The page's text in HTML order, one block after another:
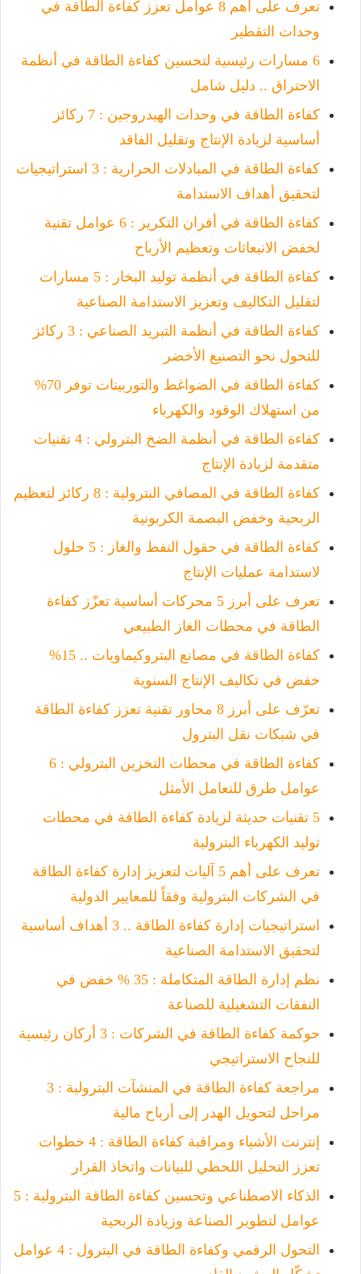
تعرف على أهم 8 عوامل تعزز كفاءة الطاقة في
وحدات التقطير
6 مسارات رئيسية لتحسين كفاءة الطاقة في أنظمة
الاحتراق .. دليل شامل
كفاءة الطاقة في وحدات الهيدروجين : 7 ركائز
أساسية لزيادة الإنتاج وتقليل الفاقد
كفاءة الطاقة في المبادلات الحرارية : 3 استراتيجيات
لتحقيق أهداف الاستدامة
كفاءة الطاقة في أفران التكرير : 6 عوامل تقنية
لخفض الانبعاثات وتعظيم الأرباح
كفاءة الطاقة في أنظمة توليد البخار : 5 مسارات
لتقليل التكاليف وتعزيز الاستدامة الصناعية
كفاءة الطاقة في أنظمة التبريد الصناعي : 3 ركائز
للتحول نحو التصنيع الأخضر
كفاءة الطاقة في الضواغط والتوربينات توفر 70%
من استهلاك الوقود والكهرباء
كفاءة الطاقة في أنظمة الضخ البترولي : 4 تقنيات
متقدمة لزيادة الإنتاج
كفاءة الطاقة في المصافي البترولية : 8 ركائز لتعظيم
الربحية وخفض البصمة الكربونية
كفاءة الطاقة في حقول النفط والغاز : 5 حلول
لاستدامة عمليات الإنتاج
تعرف على أبرز 5 محركات أساسية تعزّز كفاءة
الطاقة في محطات الغاز الطبيعي
كفاءة الطاقة في مصانع البتروكيماويات .. 15%
خفض في تكاليف الإنتاج السنوية
تعرّف على أبرز 8 محاور تقنية تعزز كفاءة الطاقة
في شبكات نقل البترول
كفاءة الطاقة في محطات التخزين البترولي : 6
عوامل طرق للتعامل الأمثل
5 تقنيات حديثة لزيادة كفاءة الطاقة في محطات
توليد الكهرباء البترولية
تعرف على أهم 5 آليات لتعزيز إدارة كفاءة الطاقة
في الشركات البترولية وفقاً للمعايير الدولية
استراتيجيات إدارة كفاءة الطاقة .. 3 أهداف أساسية
لتحقيق الاستدامة الصناعية
نظم إدارة الطاقة المتكاملة : 35 % خفض في
النفقات التشغيلية للصناعة
حوكمة كفاءة الطاقة في الشركات : 3 أركان رئيسية
للنجاح الاستراتيجي
مراجعة كفاءة الطاقة في المنشآت البترولية : 3
مراحل لتحويل الهدر إلى أرباح مالية
إنترنت الأشياء ومراقبة كفاءة الطاقة : 4 خطوات
تعزز التحليل اللحظي للبيانات واتخاذ القرار
الذكاء الاصطناعي وتحسين كفاءة الطاقة البترولية : 5
عوامل لتطوير الصناعة وزيادة الربحية
التحول الرقمي وكفاءة الطاقة في البترول : 4 عوامل